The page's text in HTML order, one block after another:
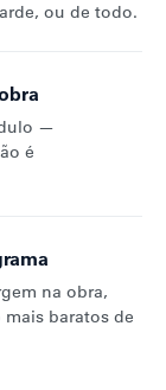
ou de todo.
—
é
na obra,
baratos de